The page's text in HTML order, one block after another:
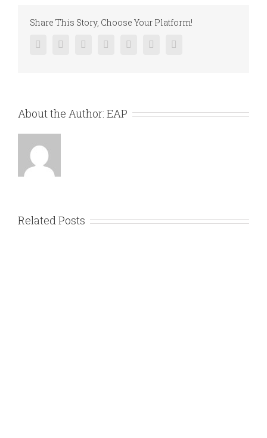
Share This Story, Choose Your Platform!
FacebookTwitter LinkedinReddit Google+Pinterest
About the Author: EAP
Related Posts